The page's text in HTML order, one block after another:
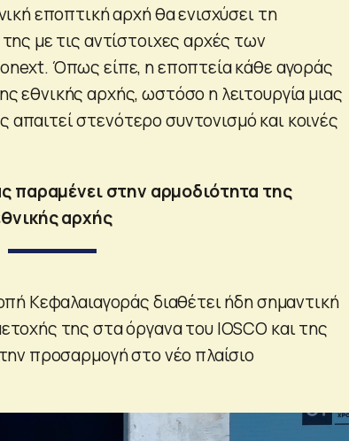
εποπτική αρχή θα ενισχύσει τη
με τις αντίστοιχες αρχές των
Όπως είπε, η εποπτεία κάθε αγοράς
εθνικής αρχής, ωστόσο η λειτουργία μιας
στενότερο συντονισμό και κοινές
παραμένει στην αρμοδιότητα της
αρχής
Κεφαλαιαγοράς διαθέτει ήδη σημαντική
της στα όργανα του IOSCO και της
προσαρμογή στο νέο πλαίσιο